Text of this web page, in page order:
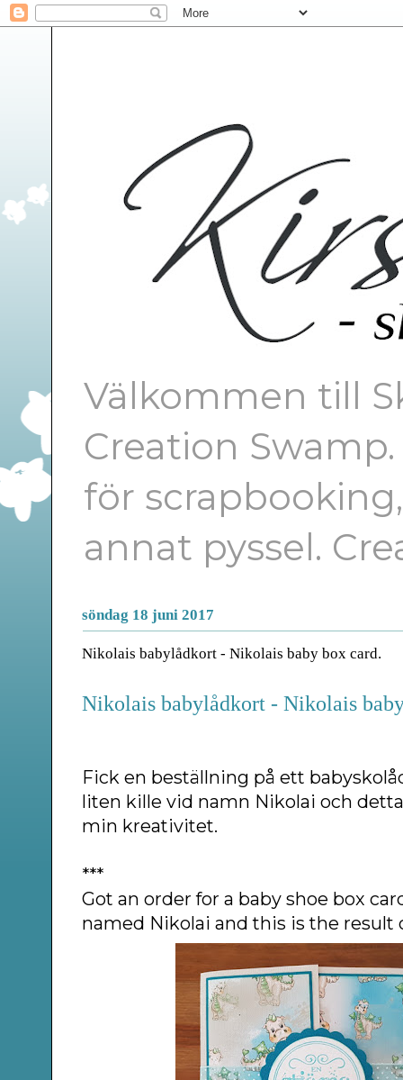
Välkommen till
Creation
för
annat pyssel.
söndag 18 juni 2017
Nikolais babylådkort - Nikolais baby box card.
Nikolais babylådkort - Nikolais
Fick en beställning på ett
liten kille vid namn Nikolai och
min kreativitet.
***
Got an order for a baby shoe box
named Nikolai and this is the result